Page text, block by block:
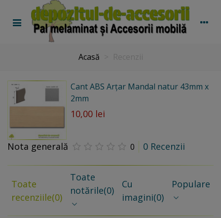
Acasă
Cant ABS Arțar Mandal natur 43mm x
2mm
10,00 lei
Nota generală 0 0 Recenzii
Toate
recenziile(0)
Toate
notările(0)
Cu
imagini(0)
Populare